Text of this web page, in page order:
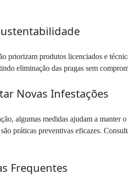
priorizam produtos licenciados e
eliminação das pragas sem
Novas Infestações
algumas medidas ajudam a
práticas preventivas eficazes.
Frequentes